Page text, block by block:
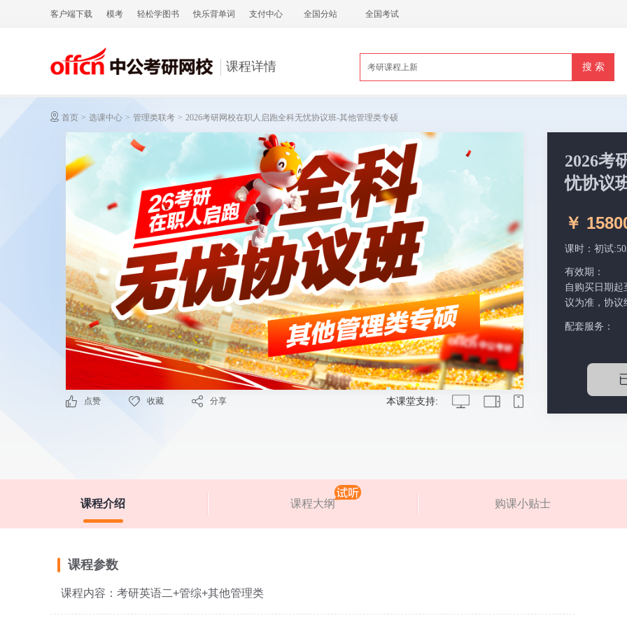
客户端下载 模考 轻松学图书 快乐背单词 支付中心 全国分站 全国考试
课程详情
首页 > 选课中心 > 管理类联考 > 2026考研网校在职人启跑全科无忧协议班-其他管理类专硕
点赞 收藏 分享 本课堂支持:
2026考
忧协议
￥
课时：初试
有效期：
自购买日期起
议为准，协议
配套服务：
课程介绍 课程大纲 购课小贴士
课程参数
课程内容：考研英语二+管综+其他管理类